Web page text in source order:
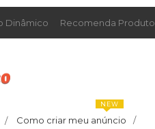
Dinâmico Recomenda Produto
/ Como criar meu anúncio /
NEW